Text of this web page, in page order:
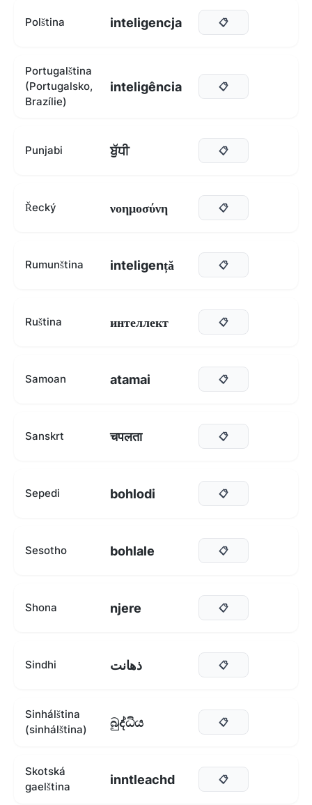
Polština inteligencja 📋
Portugalština
(Portugalsko,
Brazílie)
inteligência 📋
Punjabi ਬੁੱਧੀ 📋
Řecký νοημοσύνη 📋
Rumunština inteligență 📋
Ruština интеллект 📋
Samoan atamai 📋
Sanskrt चपलता 📋
Sepedi bohlodi 📋
Sesotho bohlale 📋
Shona njere 📋
Sindhi ذهانت 📋
Sinhálština
(sinhálština)
බුද්ධිය 📋
Skotská
gaelština
inntleachd 📋